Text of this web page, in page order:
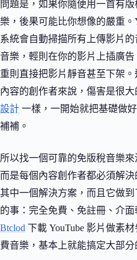
問題是，如果你隨便用一首有
樂，後果可能比你想像的嚴重。
系統會自動掃描所有上傳影片
音樂，輕則在你的影片上插廣告
重則直接把影片靜音甚至下架
內容的創作者來說，傷害是很
設計 一樣，一開始就把基礎做
補補。
所以找一個可靠的免版稅音樂來
而是每個內容創作者都必須解決
其中一個解決方案，而且它做
的事：完全免費、免註冊、介
Btclod 下載 YouTube 影片做素
費音樂，基本上就能搞定大部分